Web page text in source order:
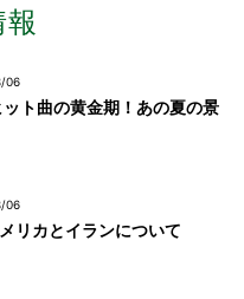
06
ト曲の黄金期！あの夏の景
06
リカとイランについて